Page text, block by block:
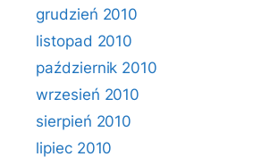
grudzień 2010
listopad 2010
październik 2010
wrzesień 2010
sierpień 2010
lipiec 2010